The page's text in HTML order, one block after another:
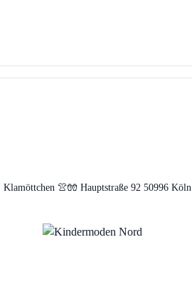
Klamöttchen 👚🧤 Hauptstraße 92 50996 Köln